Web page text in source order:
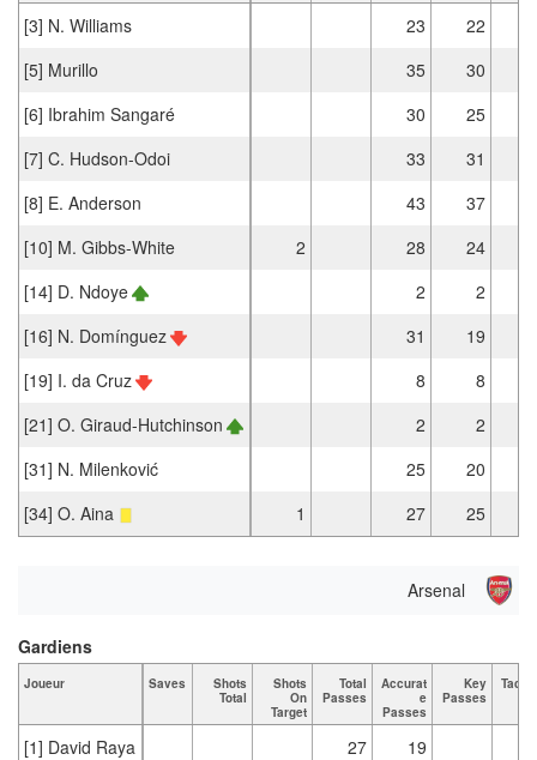
[3] N. Williams 23 22
[5] Murillo
35 30
[6] Ibrahim Sangaré
30
25
[7] C. Hudson-Odoi
33 31
[8] E. Anderson
43
37
[10] M. Gibbs-White
2 28
24
[14] D. Ndoye
2
2
[16] N. Domínguez
31
19
[19] I. da Cruz
8
8
[21] O. Giraud-Hutchinson
2
2
[31] N. Milenković
25
20
[34] O. Aina
1 27 25
Arsenal
Joueur Saves
Shots
Total
Shots
On
Target
Total
Passes
Accurat
e
Passes
Key
Passes
[1] David Raya 27 19
Gardiens